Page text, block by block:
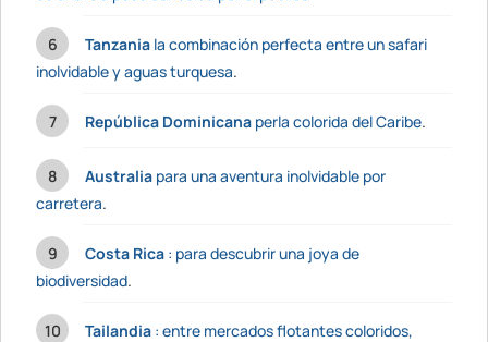
Tanzania la combinación perfecta entre un safari
inolvidable y aguas turquesa.
República Dominicana perla colorida del Caribe.
Australia para una aventura inolvidable por
carretera.
Costa Rica : para descubrir una joya de
biodiversidad.
Tailandia : entre mercados flotantes coloridos,